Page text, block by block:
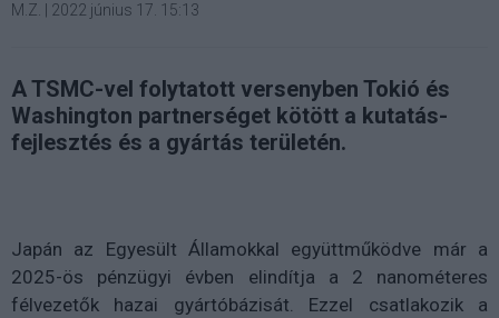
M.Z. 2022 június 17. 15:13
A TSMC-vel folytatott versenyben Tokió és
Washington partnerséget kötött a kutatás-
fejlesztés és a gyártás területén.
Japán az Egyesült Államokkal együttműködve már a
2025-ös pénzügyi évben elindítja a 2 nanométeres
félvezetők hazai gyártóbázisát. Ezzel csatlakozik a